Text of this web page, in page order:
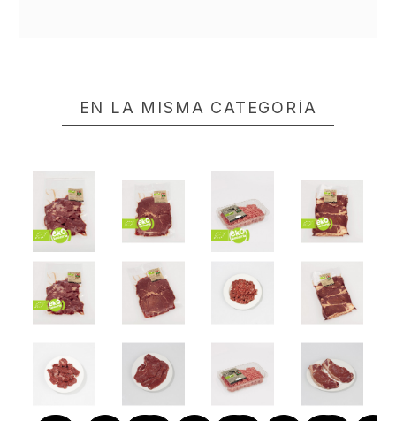
EN LA MISMA CATEGORÍA